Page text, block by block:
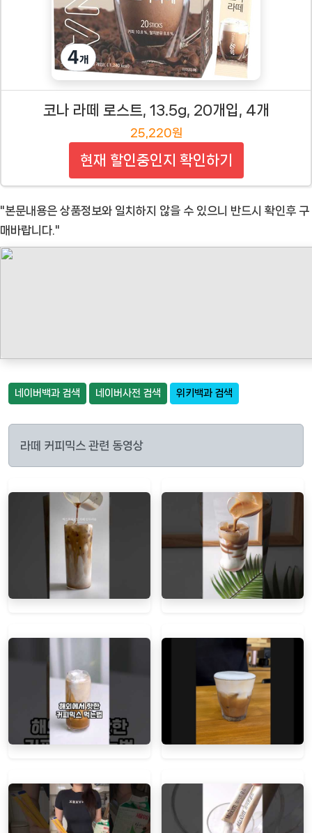
코나 라떼 로스트, 13.5g, 20개입, 4개
25,220원
현재 할인중인지 확인하기
"본문내용은 상품정보와 일치하지 않을 수 있으니 반드시 확인후 구
매바랍니다."
네이버백과 검색 네이버사전 검색 위키백과 검색
라떼 커피믹스 관련 동영상